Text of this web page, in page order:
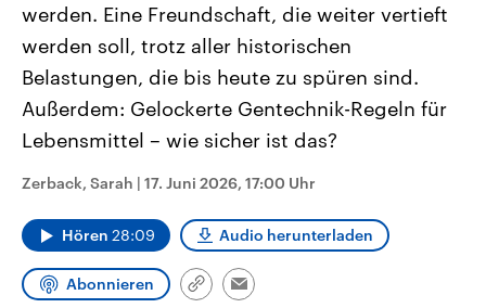
Landtagswahl Sachsen-Anhalt
Alle Informationen
September 2026 einen neuen
Bundesland von einer Koalition aus
CDU, SPD und FDP regiert.-
Wahlprogramme, aktuelle Berichte
und Hintergründe zu den Parteien
und Kandidaten der anstehenden
Wahl.
USA
Aktuelle Beiträge,
Hintergründe
Wirtschaftlich und
gehören die Vereinigten
mit großem Einfluss auf
aktuelle Weltgeschehen.
Sendungen Programm Podcasts
Audio-Archiv
werden. Eine Freundschaft, die weiter vertieft
werden soll, trotz aller historischen
Belastungen, die bis heute zu spüren sind.
Außerdem: Gelockerte Gentechnik-Regeln für
Lebensmittel – wie sicher ist das?
Zerback, Sarah | 17. Juni 2026, 17:00 Uhr
Hören 28:09 Audio herunterladen
Abonnieren
Link
Email